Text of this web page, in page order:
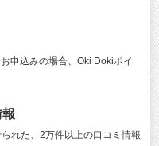
申込みの場合、Oki Dokiポイ
れた、2万件以上の口コミ情報